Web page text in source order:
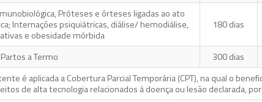
Próteses e órteses ligadas ao ato
Internações psiquiátricas, diálise/ hemodiálise,
e obesidade mórbida
180 dias
Partos a Termo 300 dias
é aplicada a Cobertura Parcial Temporária (CPT), na qual o
de alta tecnologia relacionados à doença ou lesão declarada,